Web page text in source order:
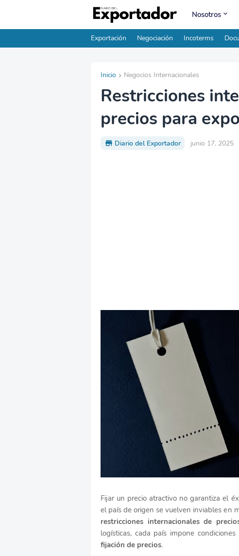
Nosotros
Exportación Negociación Incoterms
Inicio Negocios Internacionales
Restricciones
precios para
Diario del Exportador junio 17, 2025
Fijar un precio atractivo no garantiza el
el país de origen se vuelven inviables en
restricciones internacionales de
logísticas, cada país impone
fijación de precios.